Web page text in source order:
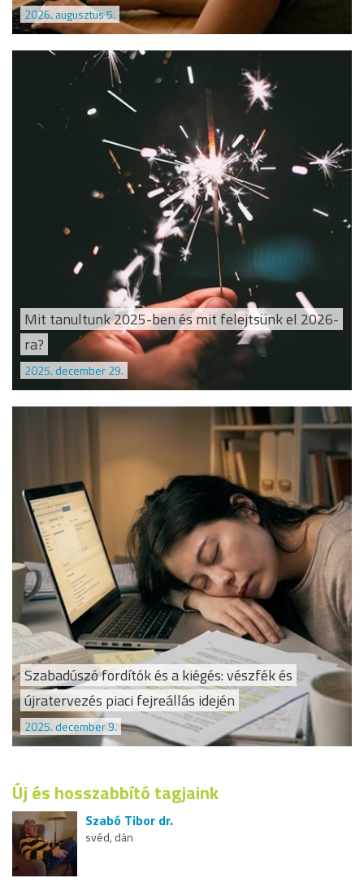
2026. augusztus 5.
Mit tanultunk 2025-ben és mit felejtsünk el 2026-
ra?
2025. december 29.
Szabadúszó fordítók és a kiégés: vészfék és
újratervezés piaci fejreállás idején
2025. december 9.
Új és hosszabbító tagjaink
Szabó Tibor dr.
svéd, dán